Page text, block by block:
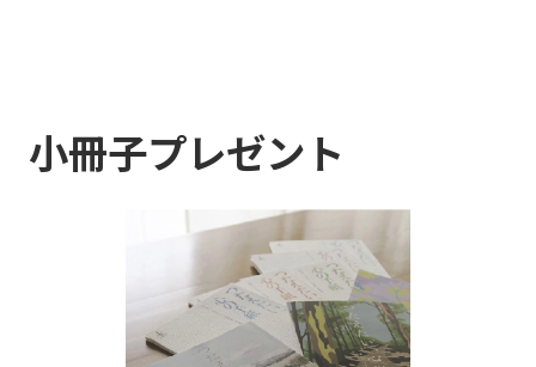
小冊子プレゼント